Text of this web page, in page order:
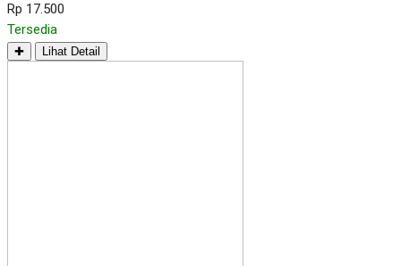
Rp 17.500
Tersedia
✚ Lihat Detail